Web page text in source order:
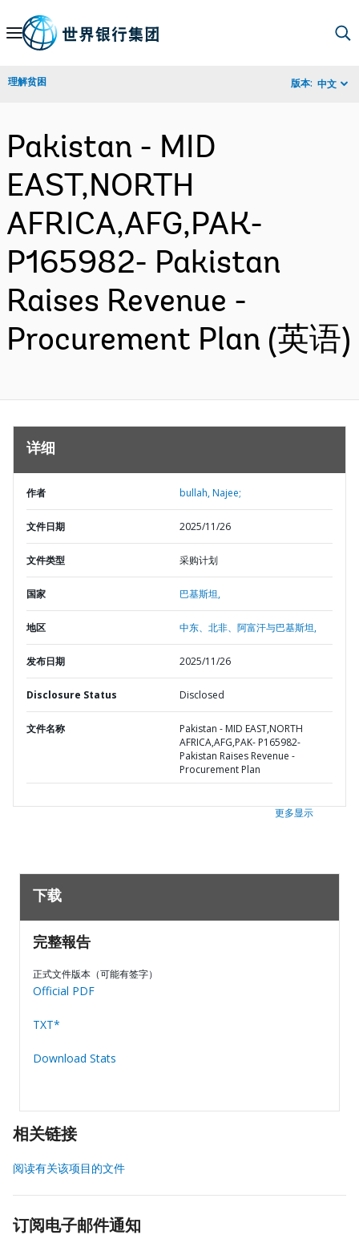
Skip
Navigation
理解贫困 版本: 中文
Pakistan - MID
EAST,NORTH
AFRICA,AFG,PAK-
P165982- Pakistan
Raises Revenue -
Procurement Plan (英语)
详细
作者 bullah, Najee;
文件日期 2025/11/26
文件类型 采购计划
国家 巴基斯坦,
地区 中东、北非、阿富汗与巴基斯坦,
发布日期 2025/11/26
Disclosure Status Disclosed
文件名称
Pakistan - MID EAST,NORTH
AFRICA,AFG,PAK- P165982-
Pakistan Raises Revenue -
Procurement Plan
更多显示
下载
完整報告
正式文件版本（可能有签字）
Official PDF
TXT*
Download Stats
相关链接
阅读有关该项目的文件
订阅电子邮件通知